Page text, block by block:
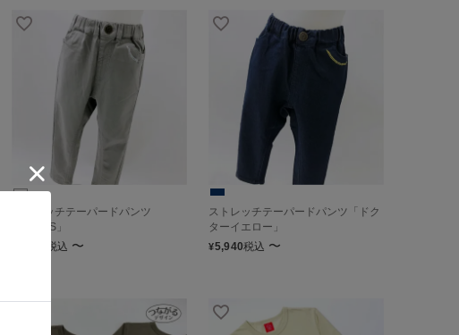
ストレッチテーパードパンツ
「N700S」
税込 〜
ストレッチテーパードパンツ「ドク
ターイエロー」
¥5,940税込 〜